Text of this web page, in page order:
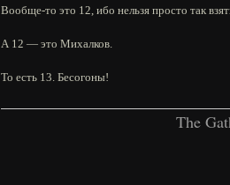
Вообще-то это 12, ибо нельзя просто так
А 12 — это Михалков.
То есть 13. Бесогоны!
The